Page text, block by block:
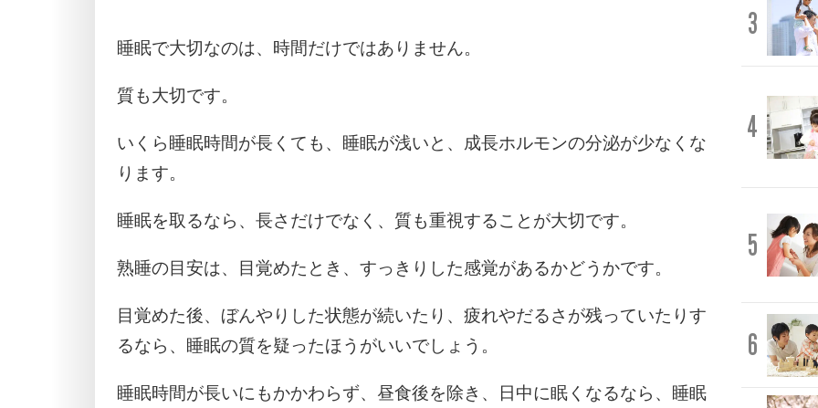
睡眠で大切なのは、時間だけではありません。
質も大切です。
いくら睡眠時間が長くても、睡眠が浅いと、成長ホルモンの分泌が少なくな
ります。
睡眠を取るなら、長さだけでなく、質も重視することが大切です。
熟睡の目安は、目覚めたとき、すっきりした感覚があるかどうかです。
目覚めた後、ぼんやりした状態が続いたり、疲れやだるさが残っていたりす
るなら、睡眠の質を疑ったほうがいいでしょう。
睡眠時間が長いにもかかわらず、昼食後を除き、日中に眠くなるなら、睡眠
3
4
5
6